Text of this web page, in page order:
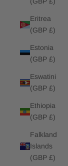
Eritrea
(GBP £)
Estonia
(GBP £)
Eswatini
(GBP £)
Ethiopia
(GBP £)
Falkland
Islands
(GBP £)